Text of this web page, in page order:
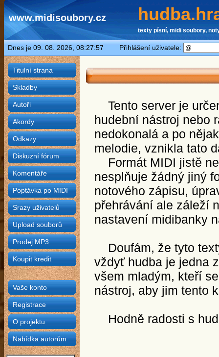
www.midisoubory.cz
texty písní, midi soubory,
Dnes je 09. 08. 2026, 08:27:57 Přihlášení uživatele:
Titulní strana
Skladby
Autoři
Akordy
Odkazy
Diskuzní fórum
Komentáře
Poptávka po MIDI
Srazy uživatelů
Upload souborů
Prodej MP3
Koupit kredit
Vaše konto
Registrace
O projektu
Nabídka autorům
Tento server je
hudební nástroj nebo
nedokonalá a po
melodie, vznikla tato
Formát MIDI jistě
nesplňuje žádný jiný
notového zápisu,
přehrávání ale záleží
nastavení midibanky
Doufám, že tyto
vždyť hudba je jedna
všem mladým, kteří
nástroj, aby jim tento
Hodně radosti s